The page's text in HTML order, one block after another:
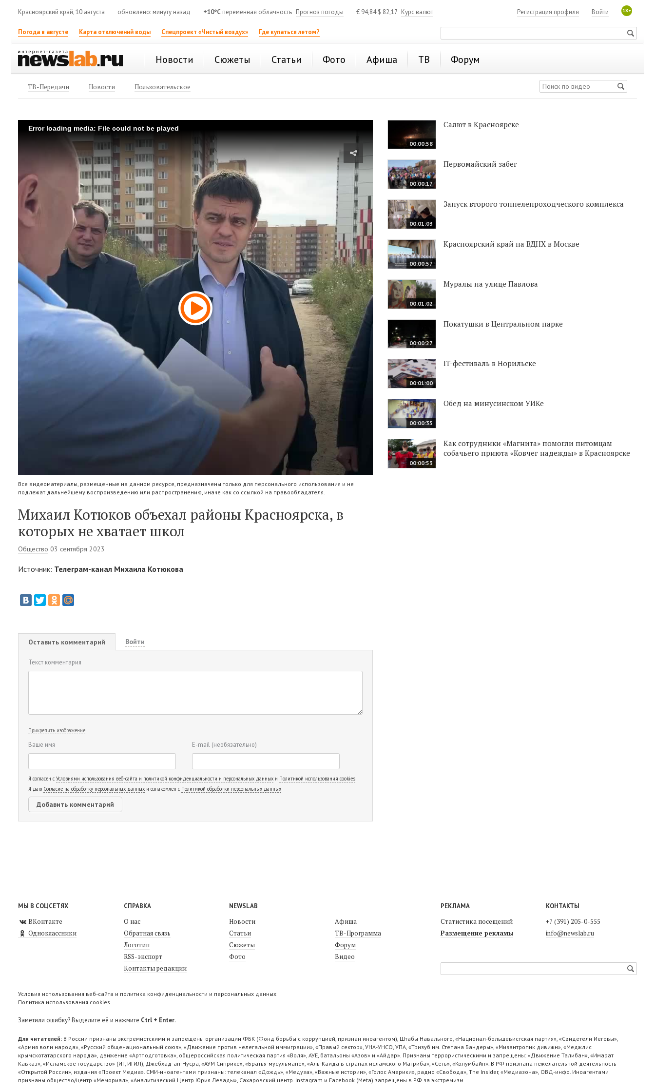
Красноярский край, 10 августа обновлено: минуту назад +10°C переменная облачность Прогноз погоды € 94,84$ 82,17 Курс валют 18+
Войти
Регистрация профиля
Погода в августе Карта отключений воды Спецпроект «Чистый воздух» Где купаться летом?
Новости Сюжеты Статьи Фото Афиша ТВ Форум
ТВ-Передачи Новости Пользовательское
Error loading media: File could not be played
Все видеоматериалы, размещенные на данном ресурсе, предназначены только для персонального использования и не
подлежат дальнейшему воспроизведению или распространению, иначе как со ссылкой на правообладателя.
Михаил Котюков объехал районы Красноярска, в
которых не хватает школ
Общество 03 сентября 2023
Источник: Телеграм-канал Михаила Котюкова
Оставить комментарий Войти
Текст комментария
Прикрепить изображение
Ваше имя E-mail (необязательно)
Я согласен с Условиями использования веб-сайта и политикой конфиденциальности и персональных данных и Политикой использования cookies
Я даю Согласие на обработку персональных данных и ознакомлен с Политикой обработки персональных данных
00:00:58
Салют в Красноярске
00:00:17
Первомайский забег
00:01:03
Запуск второго тоннелепроходческого комплекса
00:00:57
Красноярский край на ВДНХ в Москве
00:01:02
Муралы на улице Павлова
00:00:27
Покатушки в Центральном парке
00:01:00
IT-фестиваль в Норильске
00:00:35
Обед на минусинском УИКе
00:00:53
Как сотрудники «Магнита» помогли питомцам
собачьего приюта «Ковчег надежды» в Красноярске
МЫ В СОЦСЕТЯХ
ВКонтакте
Одноклассники
СПРАВКА
О нас
Обратная связь
Логотип
RSS-экспорт
Контакты редакции
NEWSLAB
Новости
Статьи
Сюжеты
Фото
Афиша
ТВ-Программа
Форум
Видео
РЕКЛАМА
Статистика посещений
Размещение рекламы
КОНТАКТЫ
+7 (391) 205-0-555
info@newslab.ru
Условия использования веб-сайта и политика конфиденциальности и персональных данных
Политика использования cookies
Заметили ошибку? Выделите её и нажмите Ctrl + Enter.
Для читателей: В России признаны экстремистскими и запрещены организации ФБК (Фонд борьбы с коррупцией, признан иноагентом), Штабы Навального, «Национал-большевистская партия», «Свидетели Иеговы»,
«Армия воли народа», «Русский общенациональный союз», «Движение против нелегальной иммиграции», «Правый сектор», УНА-УНСО, УПА, «Тризуб им. Степана Бандеры», «Мизантропик дивижн», «Меджлис
крымскотатарского народа», движение «Артподготовка», общероссийская политическая партия «Воля», АУЕ, батальоны «Азов» и «Айдар». Признаны террористическими и запрещены: «Движение Талибан», «Имарат
Кавказ», «Исламское государство» (ИГ, ИГИЛ), Джебхад-ан-Нусра, «АУМ Синрике», «Братья-мусульмане», «Аль-Каида в странах исламского Магриба», «Сеть», «Колумбайн». В РФ признана нежелательной деятельность
«Открытой России», издания «Проект Медиа». СМИ-иноагентами признаны: телеканал «Дождь», «Медуза», «Важные истории», «Голос Америки», радио «Свобода», The Insider, «Медиазона», ОВД-инфо. Иноагентами
признаны общество/центр «Мемориал», «Аналитический Центр Юрия Левады», Сахаровский центр. Instagram и Facebook (Metа) запрещены в РФ за экстремизм.